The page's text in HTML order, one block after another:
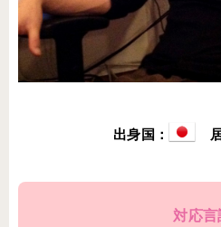
出身国： 居
対応言